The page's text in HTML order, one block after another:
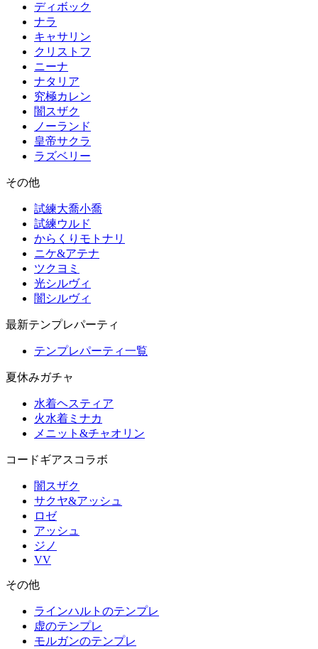
ディボック
ナラ
キャサリン
クリストフ
ニーナ
ナタリア
究極カレン
闇スザク
ノーランド
皇帝サクラ
ラズベリー
その他
試練大喬小喬
試練ウルド
からくりモトナリ
ニケ&アテナ
ツクヨミ
光シルヴィ
闇シルヴィ
最新テンプレパーティ
テンプレパーティ一覧
夏休みガチャ
水着ヘスティア
火水着ミナカ
メニット&チャオリン
コードギアスコラボ
闇スザク
サクヤ&アッシュ
ロゼ
アッシュ
ジノ
VV
その他
ラインハルトのテンプレ
虚のテンプレ
モルガンのテンプレ